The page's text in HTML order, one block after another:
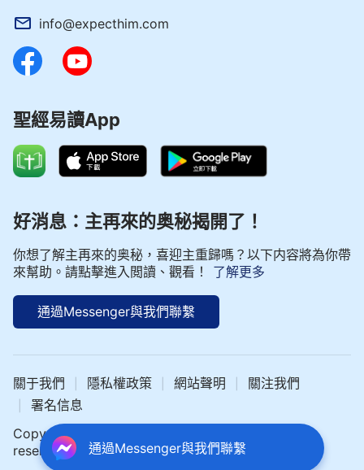
info@expecthim.com
聖經易讀App
好消息：主再來的奥秘揭開了！
你想了解主再來的奥秘，喜迎主重歸嗎？以下内容將為你帶
來幫助。請點擊進入閲讀、觀看！
了解更多
通過Messenger與我們聯繫
關于我們 隱私權政策 網站聲明 關注我們
署名信息
Copyright © 2024 中文聖經網 All rights
reserved.
通過Messenger與我們聯繫